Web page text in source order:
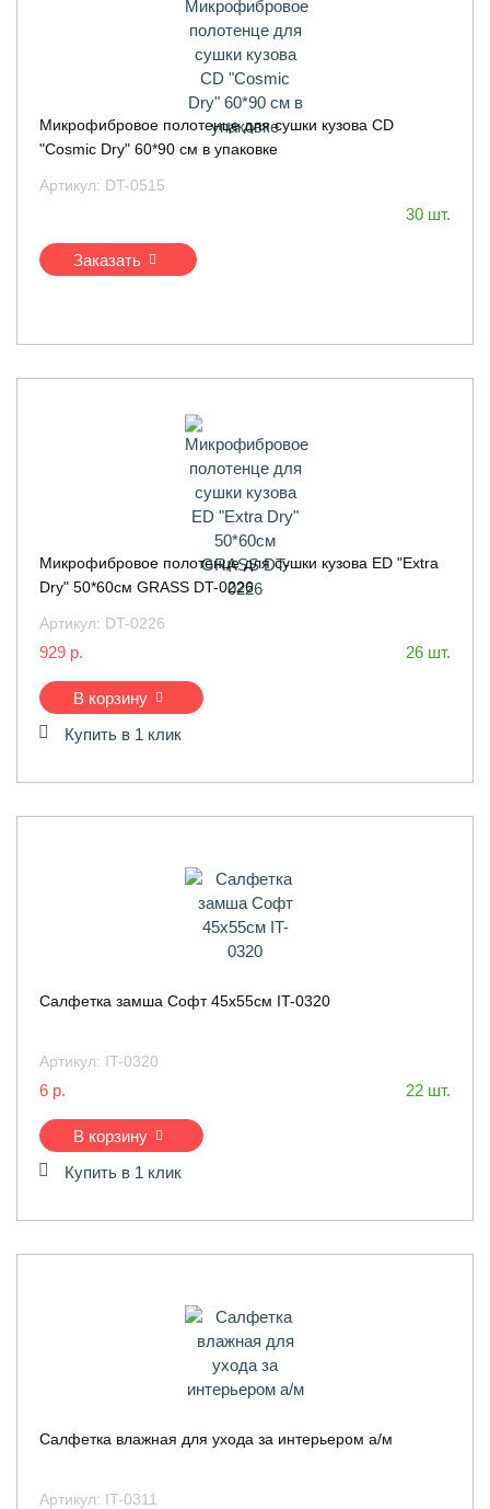
Микрофибровое полотенце для сушки кузова CD
"Cosmic Dry" 60*90 см в упаковке
Артикул: DT-0515
30 шт.
Заказать
Микрофибровое полотенце для сушки кузова ED "Extra
Dry" 50*60см GRASS DT-0226
Артикул: DT-0226
929 р. 26 шт.
В корзину
Купить в 1 клик
Салфетка замша Софт 45х55см IT-0320
Артикул: IT-0320
6 р. 22 шт.
В корзину
Купить в 1 клик
Салфетка влажная для ухода за интерьером а/м
Артикул: IT-0311